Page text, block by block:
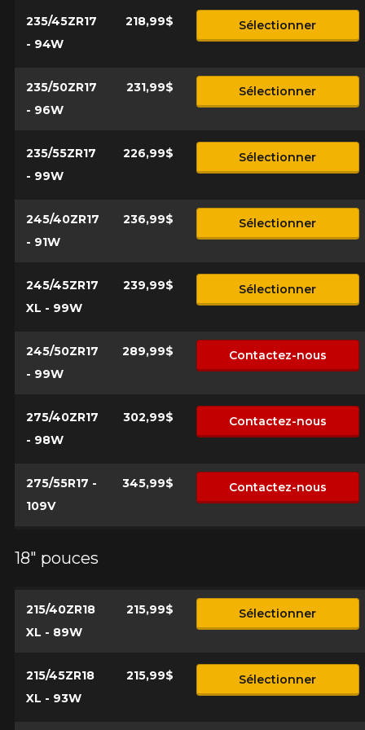
235/45ZR17
- 94W
218,99$ Sélectionner
235/50ZR17
- 96W
231,99$ Sélectionner
235/55ZR17
- 99W
226,99$ Sélectionner
245/40ZR17
- 91W
236,99$ Sélectionner
245/45ZR17
XL - 99W
239,99$ Sélectionner
245/50ZR17
- 99W
289,99$ Contactez-nous
275/40ZR17
- 98W
302,99$ Contactez-nous
275/55R17 -
109V
345,99$ Contactez-nous
18" pouces
215/40ZR18
XL - 89W
215,99$ Sélectionner
215/45ZR18
XL - 93W
215,99$ Sélectionner